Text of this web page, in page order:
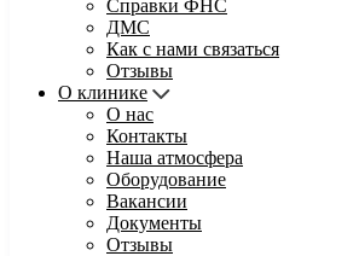
Справки ФНС
ДМС
Как с нами связаться
Отзывы
О клинике
О нас
Контакты
Наша атмосфера
Оборудование
Вакансии
Документы
Отзывы